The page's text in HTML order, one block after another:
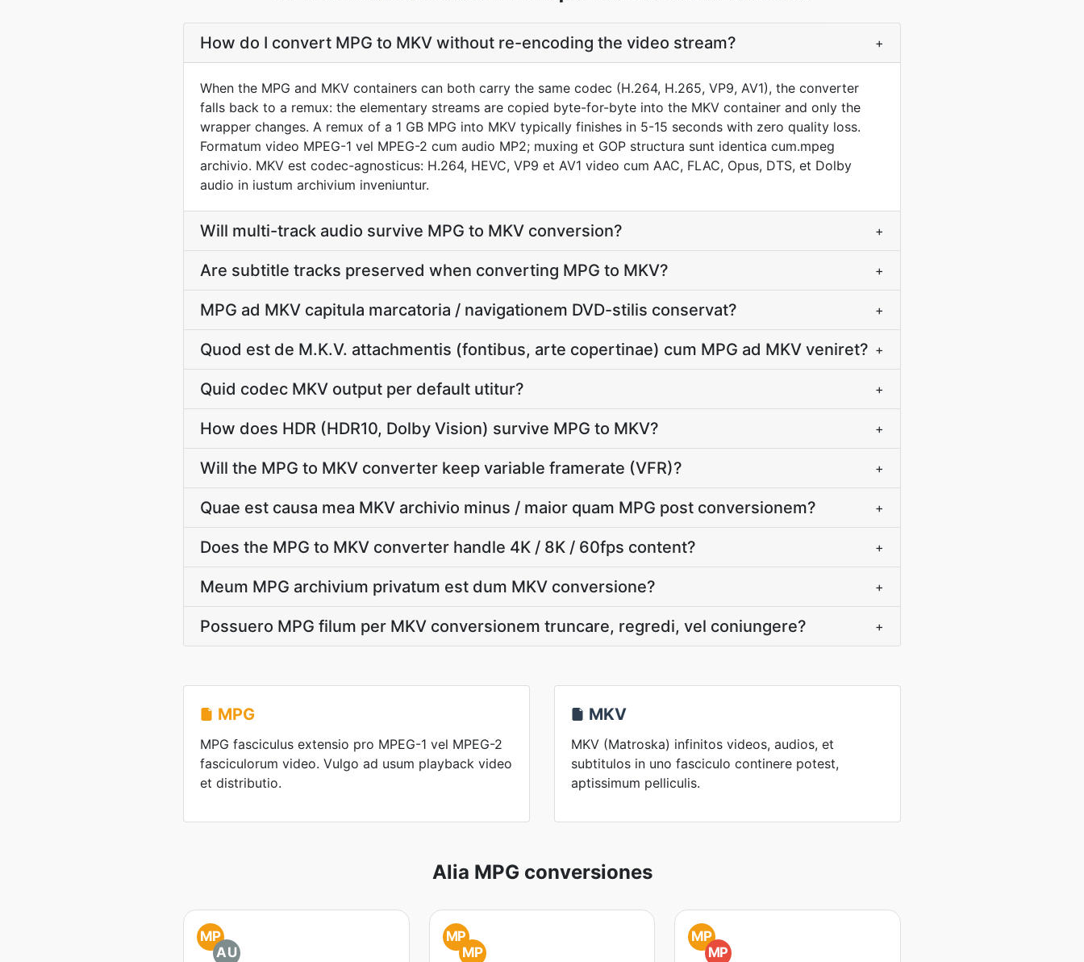
How do I convert MPG to MKV without re-encoding the video stream? +
When the MPG and MKV containers can both carry the same codec (H.264, H.265, VP9, AV1), the converter
falls back to a remux: the elementary streams are copied byte-for-byte into the MKV container and only the
wrapper changes. A remux of a 1 GB MPG into MKV typically finishes in 5-15 seconds with zero quality loss.
Formatum video MPEG-1 vel MPEG-2 cum audio MP2; muxing et GOP structura sunt identica cum.mpeg
archivio. MKV est codec-agnosticus: H.264, HEVC, VP9 et AV1 video cum AAC, FLAC, Opus, DTS, et Dolby
audio in iustum archivium inveniuntur.
Will multi-track audio survive MPG to MKV conversion? +
Are subtitle tracks preserved when converting MPG to MKV? +
MPG ad MKV capitula marcatoria / navigationem DVD-stilis conservat? +
Quod est de M.K.V. attachmentis (fontibus, arte copertinae) cum MPG ad MKV veniret? +
Quid codec MKV output per default utitur? +
How does HDR (HDR10, Dolby Vision) survive MPG to MKV? +
Will the MPG to MKV converter keep variable framerate (VFR)? +
Quae est causa mea MKV archivio minus / maior quam MPG post conversionem? +
Does the MPG to MKV converter handle 4K / 8K / 60fps content? +
Meum MPG archivium privatum est dum MKV conversione? +
Possuero MPG filum per MKV conversionem truncare, regredi, vel coniungere? +
MPG
MPG fasciculus extensio pro MPEG-1 vel MPEG-2
fasciculorum video. Vulgo ad usum playback video
et distributio.
MKV
MKV (Matroska) infinitos videos, audios, et
subtitulos in uno fasciculo continere potest,
aptissimum pelliculis.
Alia MPG conversiones
MP
AU
MP
MP
MP
MP